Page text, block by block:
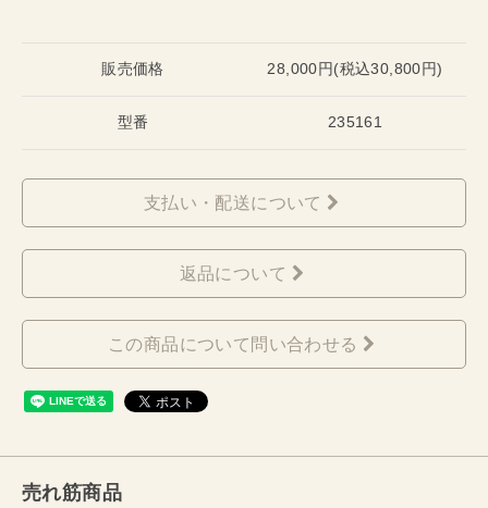
販売価格 28,000円(税込30,800円)
型番 235161
支払い・配送について
返品について
この商品について問い合わせる
売れ筋商品